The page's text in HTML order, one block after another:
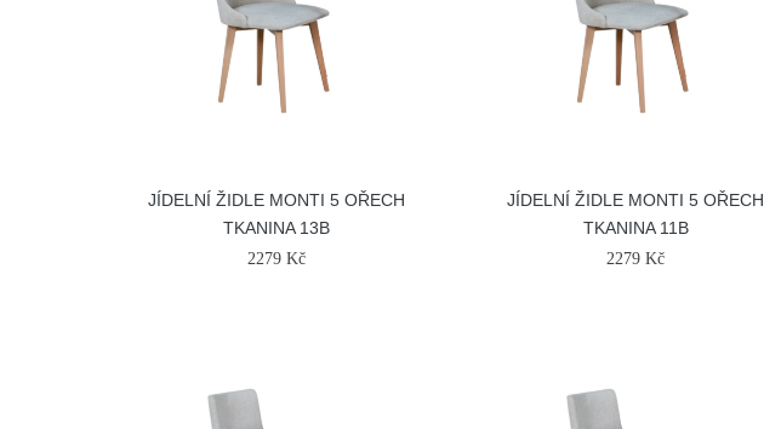
JÍDELNÍ ŽIDLE MONTI 5 OŘECH
TKANINA 13B
2279 Kč
JÍDELNÍ ŽIDLE MONTI 5 OŘECH
TKANINA 11B
2279 Kč